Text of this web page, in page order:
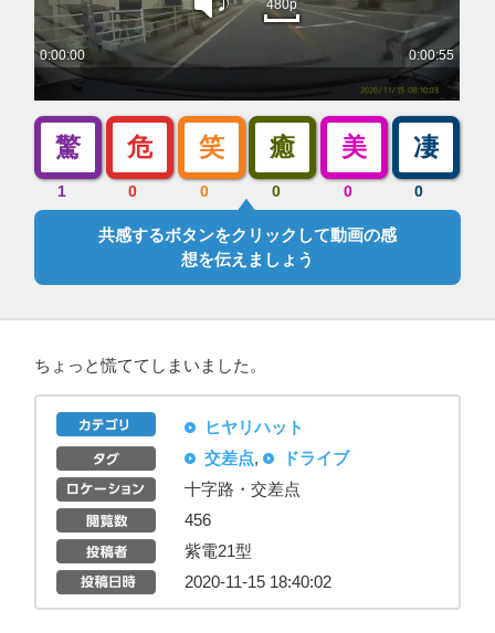
驚
1
危
0
笑
0
癒
0
美
0
凄
0
共感するボタンをクリックして動画の感
想を伝えましょう
ちょっと慌ててしまいました。
ヒヤリハット
交差点,
ドライブ
十字路・交差点
456
紫電21型
2020-11-15 18:40:02